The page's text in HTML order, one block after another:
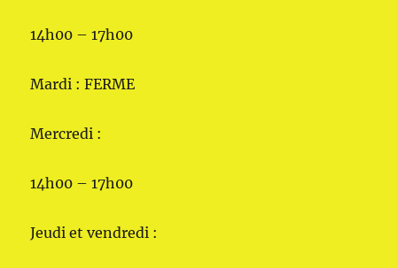
14h00 – 17h00
Mardi : FERME
Mercredi :
14h00 – 17h00
Jeudi et vendredi :